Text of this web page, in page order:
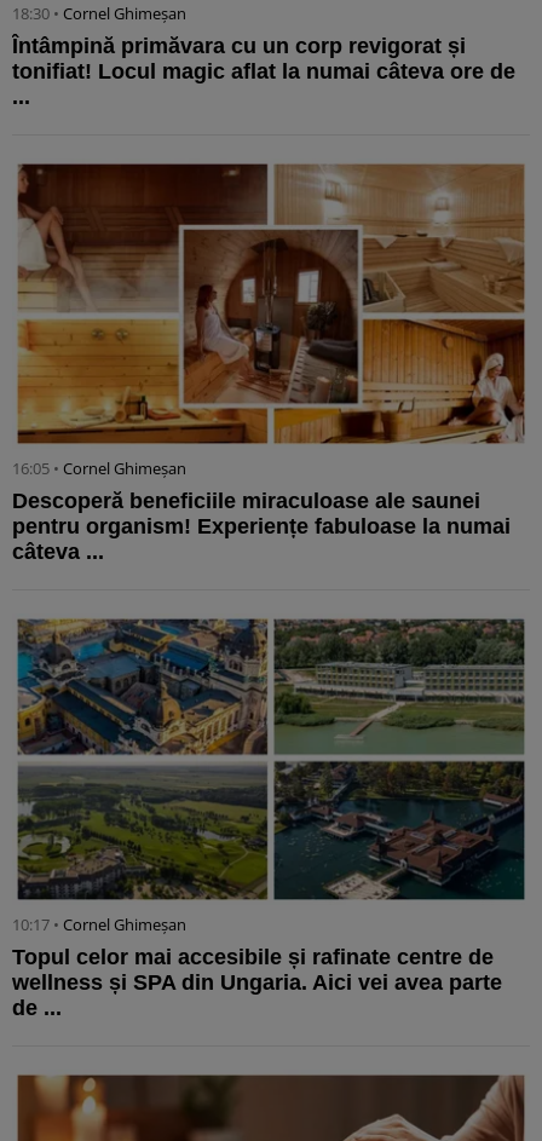
18:30 • Cornel Ghimeșan
Întâmpină primăvara cu un corp revigorat și
tonifiat! Locul magic aflat la numai câteva ore de
...
16:05 • Cornel Ghimeșan
Descoperă beneficiile miraculoase ale saunei
pentru organism! Experiențe fabuloase la numai
câteva ...
10:17 • Cornel Ghimeșan
Topul celor mai accesibile și rafinate centre de
wellness și SPA din Ungaria. Aici vei avea parte
de ...